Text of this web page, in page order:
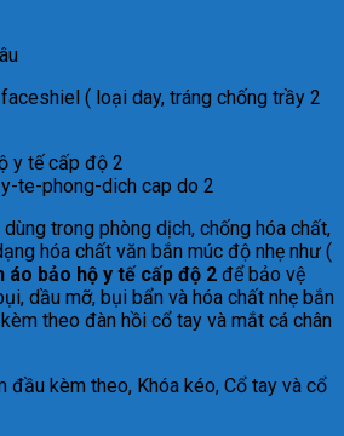
( loại day, tráng chống trầy 2
te-phong-dich cap do 2
trong phòng dịch, chống hóa chất,
hóa chất văn bắn múc độ nhẹ như (
áo bảo hộ y tế cấp độ 2 để bảo vệ
dầu mỡ, bụi bẩn và hóa chất nhẹ bắn
theo đàn hồi cổ tay và mắt cá chân
đầu kèm theo, Khóa kéo, Cổ tay và cổ